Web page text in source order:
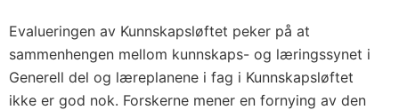
Evalueringen av Kunnskapsløftet peker på at
sammenhengen mellom kunnskaps- og læringssynet i
Generell del og læreplanene i fag i Kunnskapsløftet
ikke er god nok. Forskerne mener en fornying av den